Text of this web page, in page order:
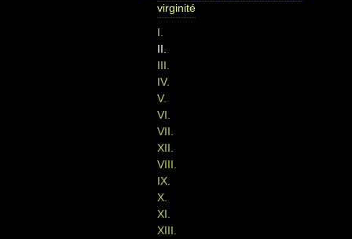
virginité
I.
II.
III.
IV.
V.
VI.
VII.
XII.
VIII.
IX.
X.
XI.
XIII.